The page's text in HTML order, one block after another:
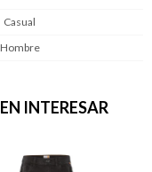
Casual
Hombre
INTERESAR